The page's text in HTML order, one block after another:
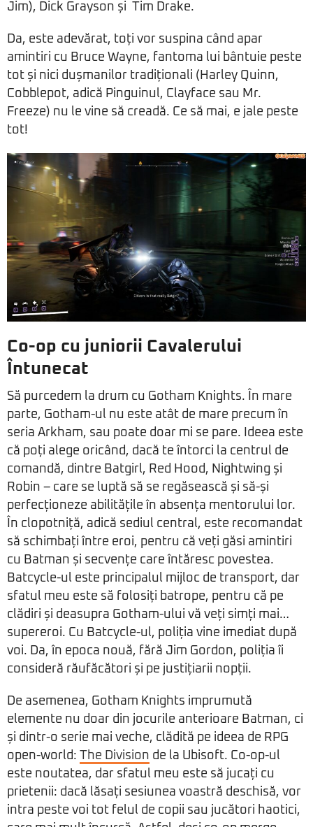
Jim), Dick Grayson și Tim Drake.
Da, este adevărat, toți vor suspina când apar
amintiri cu Bruce Wayne, fantoma lui bântuie peste
tot și nici dușmanilor tradiționali (Harley Quinn,
Cobblepot, adică Pinguinul, Clayface sau Mr.
Freeze) nu le vine să creadă. Ce să mai, e jale peste
tot!
Co-op cu juniorii Cavalerului
Întunecat
Să purcedem la drum cu Gotham Knights. În mare
parte, Gotham-ul nu este atât de mare precum în
seria Arkham, sau poate doar mi se pare. Ideea este
că poți alege oricând, dacă te întorci la centrul de
comandă, dintre Batgirl, Red Hood, Nightwing și
Robin – care se luptă să se regăsească și să-și
perfecționeze abilitățile în absența mentorului lor.
În clopotniță, adică sediul central, este recomandat
să schimbați între eroi, pentru că veți găsi amintiri
cu Batman și secvențe care întăresc povestea.
Batcycle-ul este principalul mijloc de transport, dar
sfatul meu este să folosiți batrope, pentru că pe
clădiri și deasupra Gotham-ului vă veți simți mai…
supereroi. Cu Batcycle-ul, poliția vine imediat după
voi. Da, în epoca nouă, fără Jim Gordon, poliția îi
consideră răufăcători și pe justițiarii nopții.
De asemenea, Gotham Knights imprumută
elemente nu doar din jocurile anterioare Batman, ci
și dintr-o serie mai veche, clădită pe ideea de RPG
open-world: The Division de la Ubisoft. Co-op-ul
este noutatea, dar sfatul meu este să jucați cu
prietenii: dacă lăsați sesiunea voastră deschisă, vor
intra peste voi tot felul de copii sau jucători haotici,